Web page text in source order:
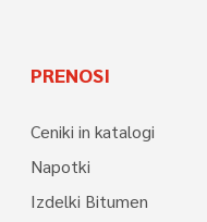
PRENOSI
Ceniki in katalogi
Napotki
Izdelki Bitumen